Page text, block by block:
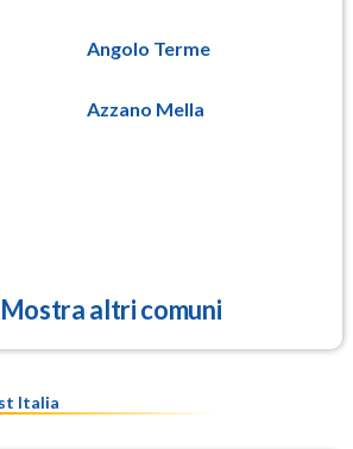
Angolo Terme
Azzano Mella
Mostra altri comuni
Italia